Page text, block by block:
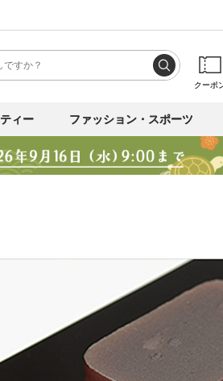
クーポ
ィー ファッション・スポーツ